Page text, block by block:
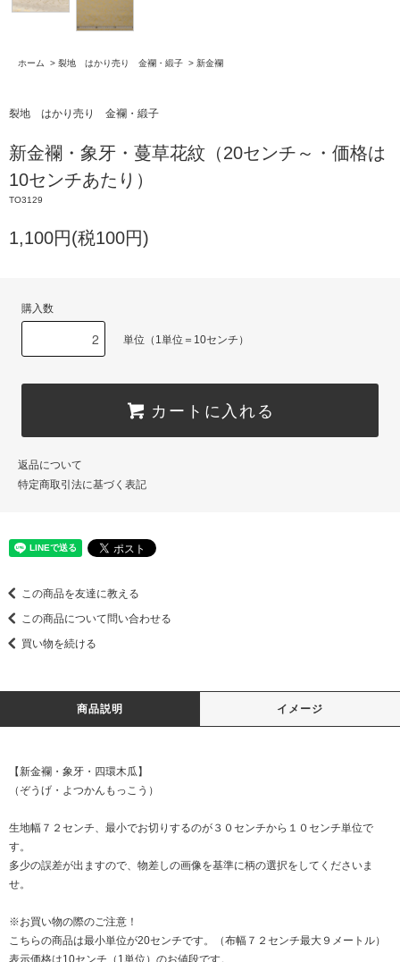
ホーム > 裂地 はかり売り 金襴・緞子 > 新金襴
裂地 はかり売り 金襴・緞子
新金襴・象牙・蔓草花紋（20センチ～・価格は
10センチあたり）
TO3129
1,100円(税100円)
購入数
単位（1単位＝10センチ）
カートに入れる
返品について
特定商取引法に基づく表記
この商品を友達に教える
この商品について問い合わせる
買い物を続ける
商品説明 イメージ
【新金襴・象牙・四環木瓜】
（ぞうげ・よつかんもっこう）
生地幅７２センチ、最小でお切りするのが３０センチから１０センチ単位で
す。
多少の誤差が出ますので、物差しの画像を基準に柄の選択をしてくださいま
せ。
※お買い物の際のご注意！
こちらの商品は最小単位が20センチです。（布幅７２センチ最大９メートル）